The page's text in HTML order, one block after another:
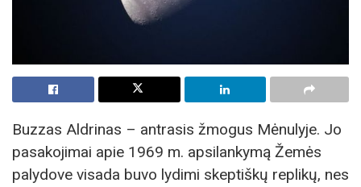
Buzzas Aldrinas – antrasis žmogus Mėnulyje. Jo
pasakojimai apie 1969 m. apsilankymą Žemės
palydove visada buvo lydimi skeptiškų replikų, nes